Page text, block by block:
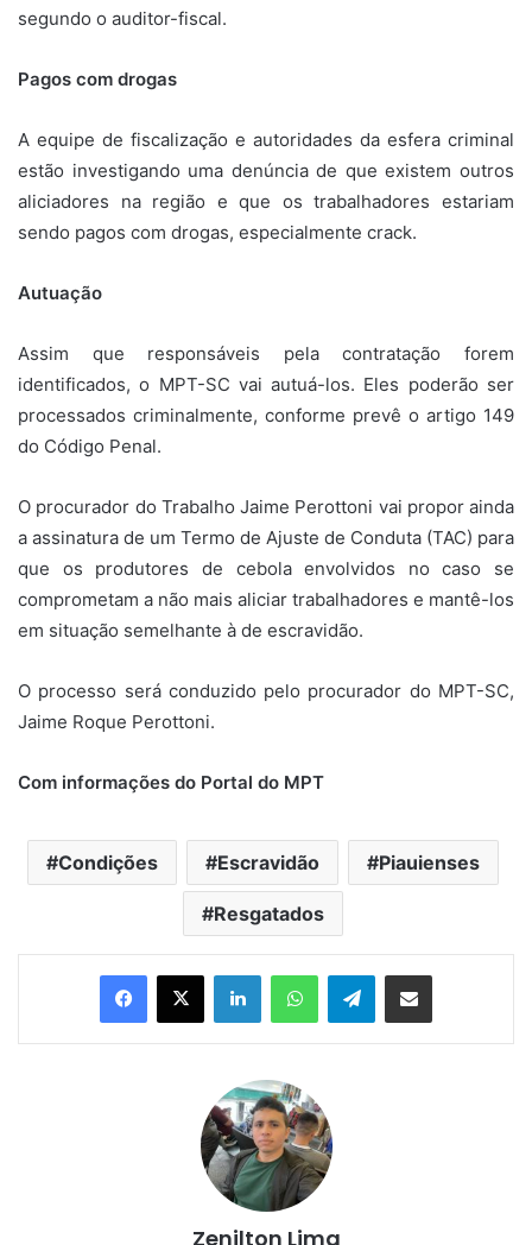
segundo o auditor-fiscal.
Pagos com drogas
A equipe de fiscalização e autoridades da esfera criminal
estão investigando uma denúncia de que existem outros
aliciadores na região e que os trabalhadores estariam
sendo pagos com drogas, especialmente crack.
Autuação
Assim que responsáveis pela contratação forem
identificados, o MPT-SC vai autuá-los. Eles poderão ser
processados criminalmente, conforme prevê o artigo 149
do Código Penal.
O procurador do Trabalho Jaime Perottoni vai propor ainda
a assinatura de um Termo de Ajuste de Conduta (TAC) para
que os produtores de cebola envolvidos no caso se
comprometam a não mais aliciar trabalhadores e mantê-los
em situação semelhante à de escravidão.
O processo será conduzido pelo procurador do MPT-SC,
Jaime Roque Perottoni.
Com informações do Portal do MPT
Condições Escravidão Piauienses
Resgatados
Telegram
Zenilton Lima